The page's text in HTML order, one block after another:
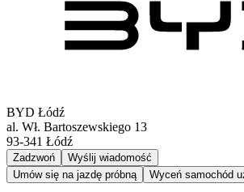
BYD Łódź
al. Wł. Bartoszewskiego 13
93-341 Łódź
Zadzwoń
Wyślij wiadomość
Umów się na jazdę próbną
Wyceń samochód